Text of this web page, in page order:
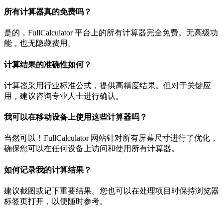
所有计算器真的免费吗？
是的，FullCalculator 平台上的所有计算器完全免费。无高级功
能，也无隐藏费用。
计算结果的准确性如何？
计算器采用行业标准公式，提供高精度结果。但对于关键应
用，建议咨询专业人士进行确认。
我可以在移动设备上使用这些计算器吗？
当然可以！FullCalculator 网站针对所有屏幕尺寸进行了优化，
确保您可以在任何设备上访问和使用所有计算器。
如何记录我的计算结果？
建议截图或记下重要结果。您也可以在处理项目时保持浏览器
标签页打开，以便随时参考。